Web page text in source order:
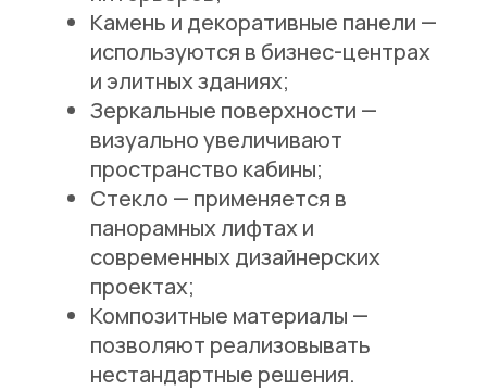
Камень и декоративные панели —
используются в бизнес-центрах
и элитных зданиях;
Зеркальные поверхности —
визуально увеличивают
пространство кабины;
Стекло — применяется в
панорамных лифтах и
современных дизайнерских
проектах;
Композитные материалы —
позволяют реализовывать
нестандартные решения.